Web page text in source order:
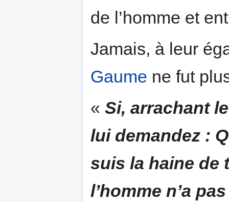
de l’homme et
Jamais, à leur
Gaume ne fut
« Si, arrachant
lui demandez :
suis la haine de
l’homme n’a